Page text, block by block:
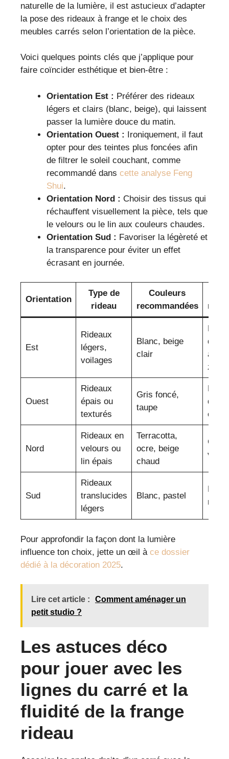
naturelle de la lumière, il est astucieux d’adapter
la pose des rideaux à frange et le choix des
meubles carrés selon l’orientation de la pièce.
Voici quelques points clés que j’applique pour
faire coïncider esthétique et bien-être :
Orientation Est : Préférer des rideaux
légers et clairs (blanc, beige), qui laissent
passer la lumière douce du matin.
Orientation Ouest : Ironiquement, il faut
opter pour des teintes plus foncées afin
de filtrer le soleil couchant, comme
recommandé dans cette analyse Feng
Shui.
Orientation Nord : Choisir des tissus qui
réchauffent visuellement la pièce, tels que
le velours ou le lin aux couleurs chaudes.
Orientation Sud : Favoriser la légèreté et
la transparence pour éviter un effet
écrasant en journée.
Orientation
Type de
rideau
Couleurs
recommandées
Est
Rideaux
légers,
voilages
Blanc, beige
clair
zen
Ouest
Rideaux
épais ou
texturés
Gris foncé,
taupe
du
Nord
Rideaux en
velours ou
lin épais
Terracotta,
ocre, beige
chaud
Sud
Rideaux
translucides
légers
Blanc, pastel
Pour approfondir la façon dont la lumière
influence ton choix, jette un œil à ce dossier
dédié à la décoration 2025.
Lire cet article :
Comment aménager un
petit studio ?
Les astuces déco
pour jouer avec les
lignes du carré et la
fluidité de la frange
rideau